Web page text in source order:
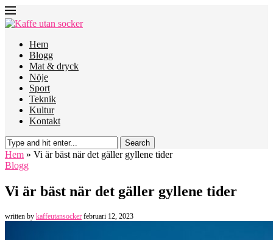
Hem
Blogg
Mat & dryck
Nöje
Sport
Teknik
Kultur
Kontakt
Search
Hem » Vi är bäst när det gäller gyllene tider
Blogg
Vi är bäst när det gäller gyllene tider
written by kaffeutansocker februari 12, 2023